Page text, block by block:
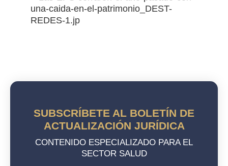
SUBSCRÍBETE AL BOLETÍN DE
ACTUALIZACIÓN JURÍDICA
CONTENIDO ESPECIALIZADO PARA EL
SECTOR SALUD